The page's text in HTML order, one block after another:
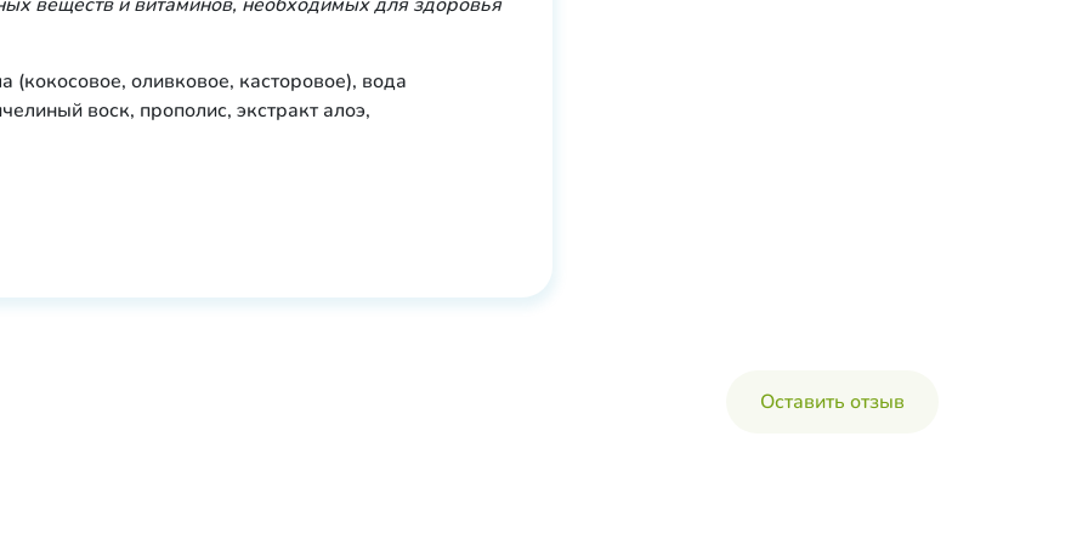
оливковое, касторовое), вода
воск, прополис, экстракт алоэ,
Оставить отзыв